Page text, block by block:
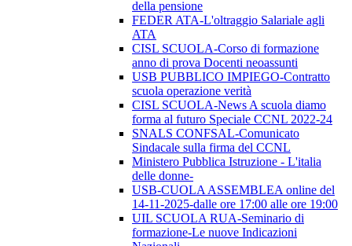
della pensione
FEDER ATA-L'oltraggio Salariale agli
ATA
CISL SCUOLA-Corso di formazione
anno di prova Docenti neoassunti
USB PUBBLICO IMPIEGO-Contratto
scuola operazione verità
CISL SCUOLA-News A scuola diamo
forma al futuro Speciale CCNL 2022-24
SNALS CONFSAL-Comunicato
Sindacale sulla firma del CCNL
Ministero Pubblica Istruzione - L'italia
delle donne-
USB-CUOLA ASSEMBLEA online del
14-11-2025-dalle ore 17:00 alle ore 19:00
UIL SCUOLA RUA-Seminario di
formazione-Le nuove Indicazioni